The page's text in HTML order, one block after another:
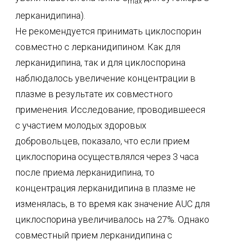
лерканидипина).
Не рекомендуется принимать циклоспорин
совместно с лерканидипином. Как для
лерканидипина, так и для циклоспорина
наблюдалось увеличение концентрации в
плазме в результате их совместного
применения. Исследование, проводившееся
с участием молодых здоровых
добровольцев, показало, что если прием
циклоспорина осуществлялся через 3 часа
после приема лерканидипина, то
концентрация лерканидипина в плазме не
изменялась, в то время как значение AUC для
циклоспорина увеличивалось на 27%. Однако
совместный прием лерканидипина с